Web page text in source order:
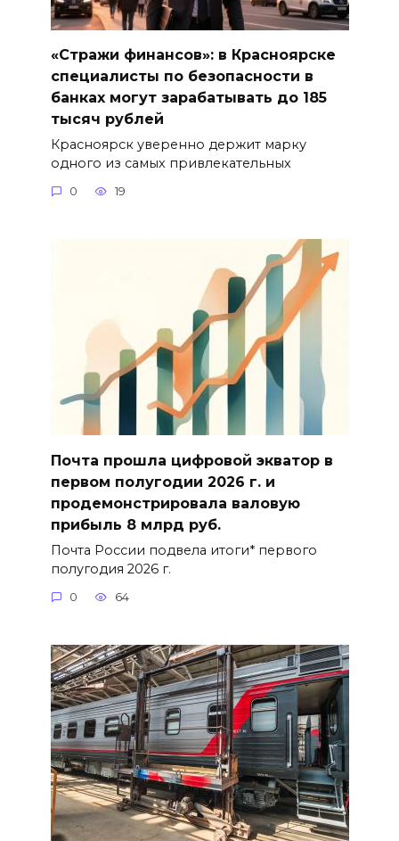
«Стражи финансов»: в Красноярске
специалисты по безопасности в
банках могут зарабатывать до 185
тысяч рублей
Красноярск уверенно держит марку
одного из самых привлекательных
0 19
Почта прошла цифровой экватор в
первом полугодии 2026 г. и
продемонстрировала валовую
прибыль 8 млрд руб.
Почта России подвела итоги* первого
полугодия 2026 г.
0 64